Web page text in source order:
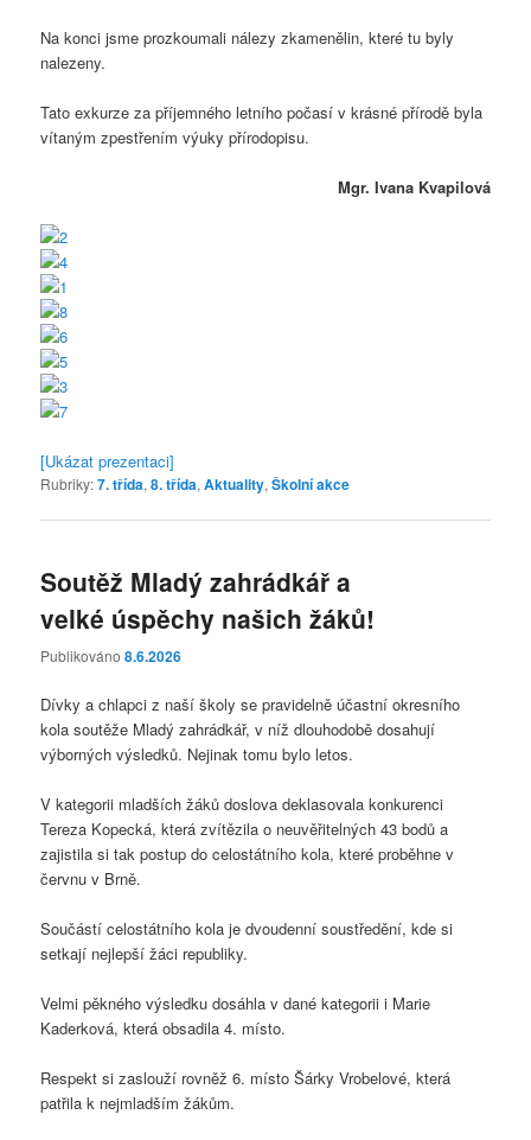
Na konci jsme prozkoumali nálezy zkamenělin, které tu byly
nalezeny.
Tato exkurze za příjemného letního počasí v krásné přírodě byla
vítaným zpestřením výuky přírodopisu.
Mgr. Ivana Kvapilová
[Ukázat prezentaci]
Rubriky:7. třída,8. třída,Aktuality,Školní akce
Soutěž Mladý zahrádkář a
velké úspěchy našich žáků!
Publikováno8.6.2026
Dívky a chlapci z naší školy se pravidelně účastní okresního
kola soutěže Mladý zahrádkář, v níž dlouhodobě dosahují
výborných výsledků. Nejinak tomu bylo letos.
V kategorii mladších žáků doslova deklasovala konkurenci
Tereza Kopecká, která zvítězila o neuvěřitelných 43 bodů a
zajistila si tak postup do celostátního kola, které proběhne v
červnu v Brně.
Součástí celostátního kola je dvoudenní soustředění, kde si
setkají nejlepší žáci republiky.
Velmi pěkného výsledku dosáhla v dané kategorii i Marie
Kaderková, která obsadila 4. místo.
Respekt si zaslouží rovněž 6. místo Šárky Vrobelové, která
patřila k nejmladším žákům.